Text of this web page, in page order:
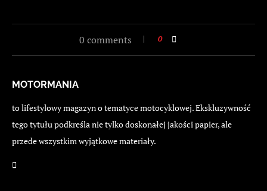
0 comments 0
MOTORMANIA
to lifestylowy magazyn o tematyce motocyklowej. Ekskluzywność
tego tytułu podkreśla nie tylko doskonałej jakości papier, ale
przede wszystkim wyjątkowe materiały.